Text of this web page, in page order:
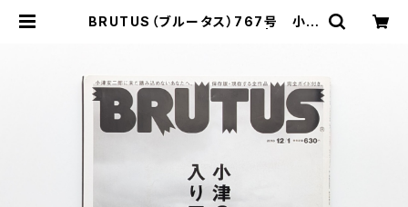
BRUTUS（ブルータス）767号 小津